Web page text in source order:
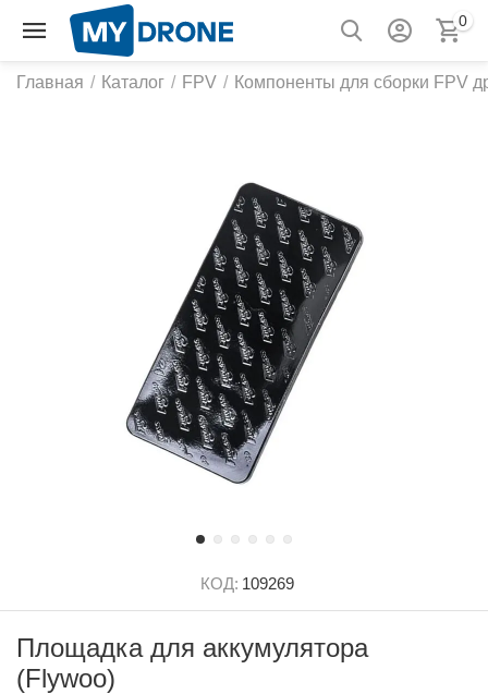
0
Главная / Каталог / FPV / Компоненты для сборки FPV
КОД: 109269
Площадка для аккумулятора
(Flywoo)